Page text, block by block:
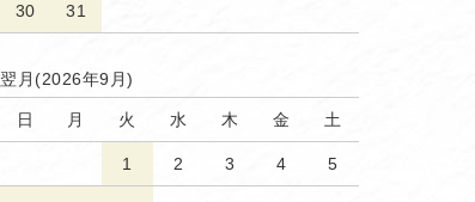
30 31
翌月(2026年9月)
日 月 火 水 木 金 土
1 2 3 4 5